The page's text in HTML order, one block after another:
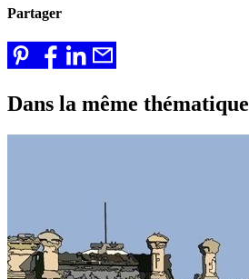
Partager
Dans la même thématique